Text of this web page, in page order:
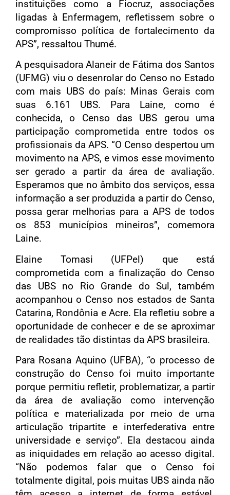
instituições como a Fiocruz, associações
ligadas à Enfermagem, refletissem sobre o
compromisso política de fortalecimento da
APS”, ressaltou Thumé.
A pesquisadora Alaneir de Fátima dos Santos
(UFMG) viu o desenrolar do Censo no Estado
com mais UBS do país: Minas Gerais com
suas 6.161 UBS. Para Laine, como é
conhecida, o Censo das UBS gerou uma
participação comprometida entre todos os
profissionais da APS. “O Censo despertou um
movimento na APS, e vimos esse movimento
ser gerado a partir da área de avaliação.
Esperamos que no âmbito dos serviços, essa
informação a ser produzida a partir do Censo,
possa gerar melhorias para a APS de todos
os 853 municípios mineiros”, comemora
Laine.
Elaine Tomasi (UFPel) que está
comprometida com a finalização do Censo
das UBS no Rio Grande do Sul, também
acompanhou o Censo nos estados de Santa
Catarina, Rondônia e Acre. Ela refletiu sobre a
oportunidade de conhecer e de se aproximar
de realidades tão distintas da APS brasileira.
Para Rosana Aquino (UFBA), “o processo de
construção do Censo foi muito importante
porque permitiu refletir, problematizar, a partir
da área de avaliação como intervenção
política e materializada por meio de uma
articulação tripartite e interfederativa entre
universidade e serviço”. Ela destacou ainda
as iniquidades em relação ao acesso digital.
“Não podemos falar que o Censo foi
totalmente digital, pois muitas UBS ainda não